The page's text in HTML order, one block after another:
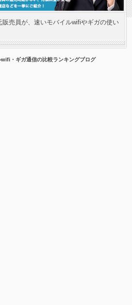
売員が、速いモバイルwifiやギガの使い
・ギガ通信の比較ランキングブログ